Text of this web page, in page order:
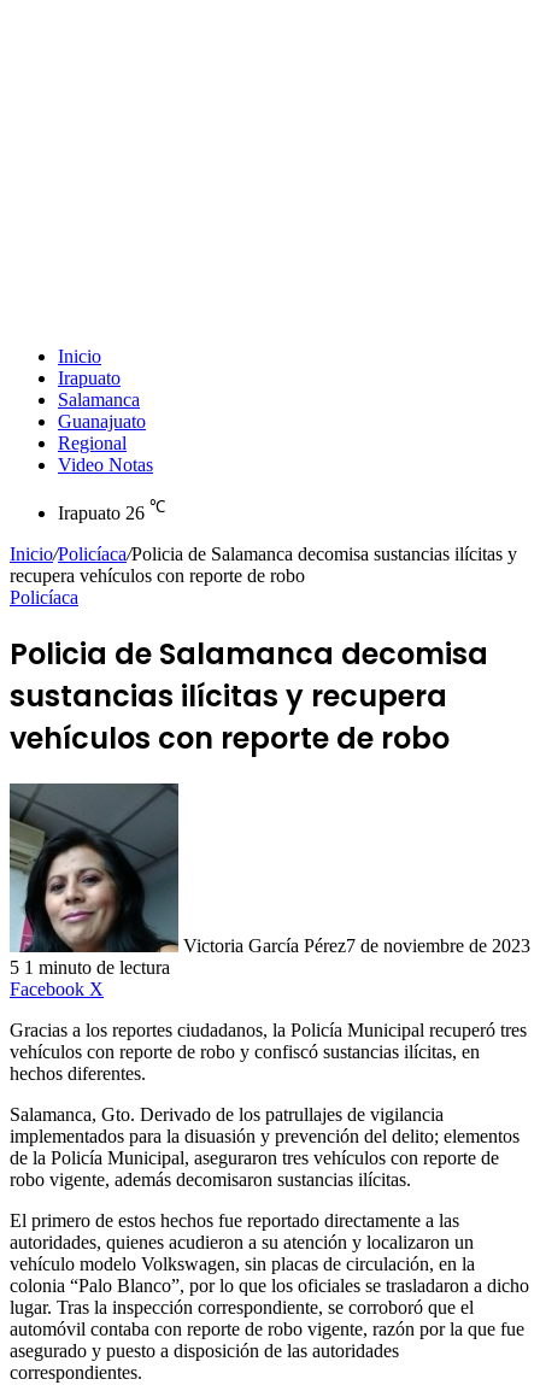
Inicio
Irapuato
Salamanca
Guanajuato
Regional
Video Notas
Irapuato 26 ℃
Inicio/Policíaca/Policia de Salamanca decomisa sustancias ilícitas y
recupera vehículos con reporte de robo
Policíaca
Policia de Salamanca decomisa
sustancias ilícitas y recupera
vehículos con reporte de robo
Victoria García Pérez7 de noviembre de 2023
5 1 minuto de lectura
Facebook X
Gracias a los reportes ciudadanos, la Policía Municipal recuperó tres
vehículos con reporte de robo y confiscó sustancias ilícitas, en
hechos diferentes.
Salamanca, Gto. Derivado de los patrullajes de vigilancia
implementados para la disuasión y prevención del delito; elementos
de la Policía Municipal, aseguraron tres vehículos con reporte de
robo vigente, además decomisaron sustancias ilícitas.
El primero de estos hechos fue reportado directamente a las
autoridades, quienes acudieron a su atención y localizaron un
vehículo modelo Volkswagen, sin placas de circulación, en la
colonia “Palo Blanco”, por lo que los oficiales se trasladaron a dicho
lugar. Tras la inspección correspondiente, se corroboró que el
automóvil contaba con reporte de robo vigente, razón por la que fue
asegurado y puesto a disposición de las autoridades
correspondientes.